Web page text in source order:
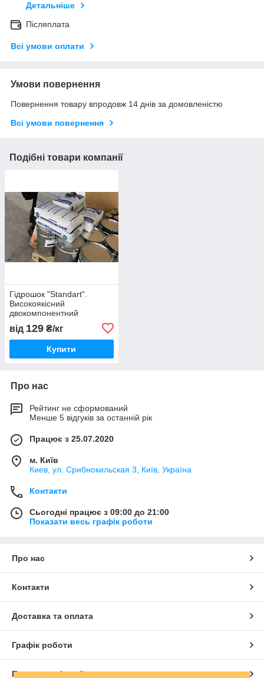
Детальніше
Післяплата
Всі умови оплати
Умови повернення
Повернення товару впродовж 14 днів за домовленістю
Всі умови повернення
Подібні товари компанії
Гідрошок "Standart".
Високоякісний
двокомпонентний
ISO 9001
від 129 ₴/кг
Купити
Про нас
Рейтинг не сформований
Менше 5 відгуків за останній рік
Працює з 25.07.2020
м. Київ
Киев, ул. Срибнокильская 3, Київ, Україна
Контакти
Сьогодні працює з 09:00 до 21:00
Показати весь графік роботи
Про нас
Контакти
Доставка та оплата
Графік роботи
Повна версія сайту